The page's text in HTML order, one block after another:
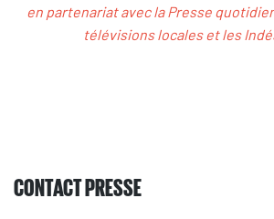
en partenariat avec la Presse
télévisions locales et les
CONTACT PRESSE